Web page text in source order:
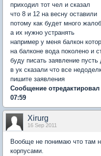
приходил тот чел и сказал
что 8 и 12 на весну оставили
потому как будет много
а их нужно устранять
например у меня балкон
на балконе вода поколено и
буду писать заявление
в ук сказали что все
пишите заявления
Сообщение отредактировал
07:59
Xirurg
16 Sep 2011
Вообще не понимаю что там
корпусами.